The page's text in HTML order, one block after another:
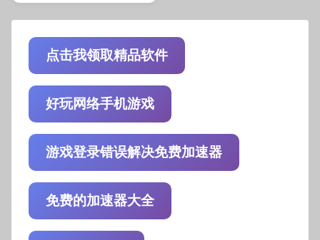
点击我领取精品软件
好玩网络手机游戏
游戏登录错误解决免费加速器
免费的加速器大全